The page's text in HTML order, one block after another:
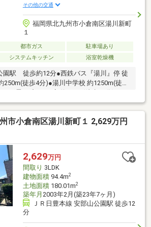
その他の交通
福岡県北九州市小倉南区湯川新町
１
都市ガス
駐車場あり
システムキッチン 浴室乾燥機
園駅 徒歩約12分●西鉄バス『湯川』停 徒
徒歩4分)●湯川中学校 約1250m(徒歩
ッグ霧ケ丘3丁目店 約779m(徒歩10分)●ロ
店 約615m(徒歩8分)
市小倉南区湯川新町１ 2,629万円
2,629万円
間取り 3LDK
建物面積94.4m2
土地面積180.01m2
築年月 2003年2月(築23年7ヶ月)
ＪＲ日豊本線 安部山公園駅 徒歩12
分